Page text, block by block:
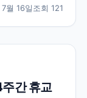
월 16일조회 121
간 휴교